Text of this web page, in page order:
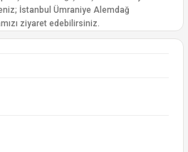
İstanbul Ümraniye Alemdağ
ziyaret edebilirsiniz.